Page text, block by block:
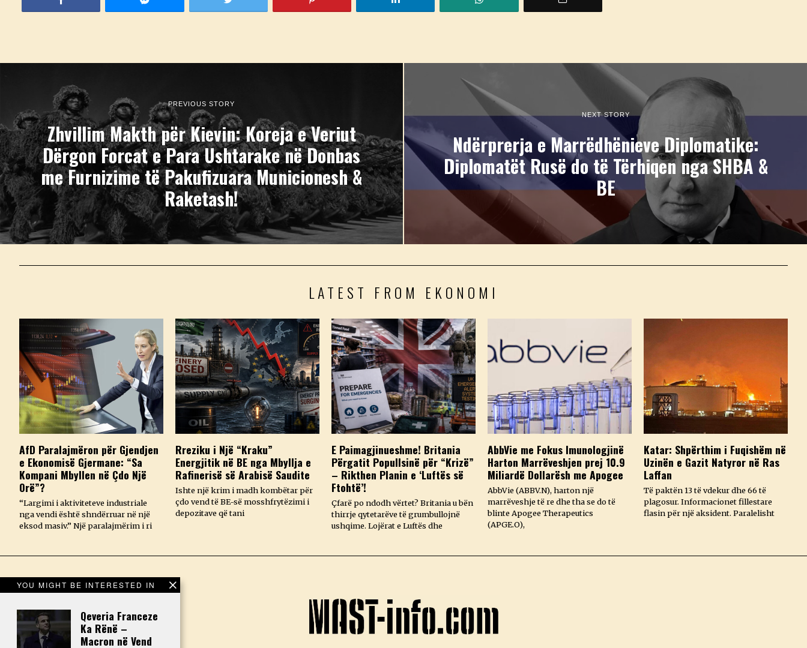
PREVIOUS STORY
Zhvillim Makth për Kievin: Koreja e Veriut
Dërgon Forcat e Para Ushtarake në Donbas
me Furnizime të Pakufizuara Municionesh &
Raketash!
NEXT STORY
Ndërprerja e Marrëdhënieve Diplomatike:
Diplomatët Rusë do të Tërhiqen nga SHBA &
BE
LATEST FROM EKONOMI
AfD Paralajmëron për Gjendjen
e Ekonomisë Gjermane: “Sa
Kompani Mbyllen në Çdo Një
Orë”?
“Largimi i aktiviteteve industriale
nga vendi është shndërruar në një
eksod masiv.” Një paralajmërim i ri
Rreziku i Një “Kraku”
Energjitik në BE nga Mbyllja e
Rafinerisë së Arabisë Saudite
Ishte një krim i madh kombëtar për
çdo vend të BE-së mosshfrytëzimi i
depozitave që tani
E Paimagjinueshme! Britania
Përgatit Popullsinë për “Krizë”
– Rikthen Planin e ‘Luftës së
Ftohtë’!
Çfarë po ndodh vërtet? Britania u bën
thirrje qytetarëve të grumbullojnë
ushqime. Lojërat e Luftës dhe
AbbVie me Fokus Imunologjinë
Harton Marrëveshjen prej 10.9
Miliardë Dollarësh me Apogee
AbbVie (ABBV.N), harton një
marrëveshje të re dhe tha se do të
blinte Apogee Therapeutics
(APGE.O),
Katar: Shpërthim i Fuqishëm në
Uzinën e Gazit Natyror në Ras
Laffan
Të paktën 13 të vdekur dhe 66 të
plagosur. Informacionet fillestare
flasin për një aksident. Paralelisht
YOU MIGHT BE INTERESTED IN
Qeveria Franceze
Ka Rënë –
Macron në Vend